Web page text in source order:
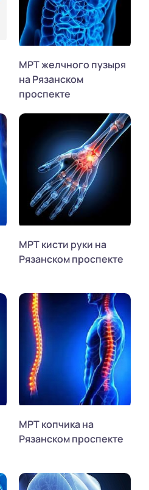
МРТ желчного пузыря
на Рязанском
проспекте
МРТ кисти руки на
Рязанском проспекте
МРТ копчика на
Рязанском проспекте